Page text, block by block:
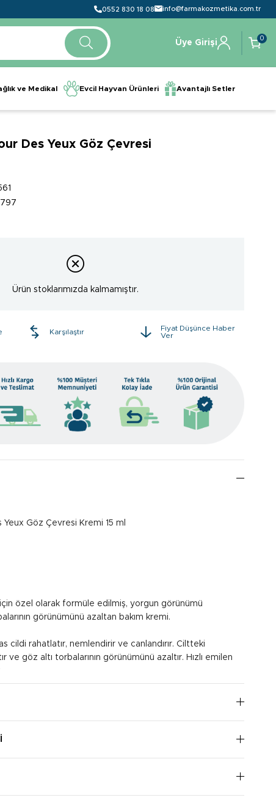
0552 830 18 08 info@farmakozmetika.com.tr
Üye Girişi
0
ve Medikal Evcil Hayvan Ürünleri Avantajlı Setler
Des Yeux Göz Çevresi
Ürün stoklarımızda kalmamıştır.
Karşılaştır
Fiyat Düşünce Haber
Ver
Göz Çevresi Kremi 15 ml
özel olarak formüle edilmiş, yorgun görünümü
görünümünü azaltan bakım kremi.
cildi rahatlatır, nemlendirir ve canlandırır. Ciltteki
ve göz altı torbalarının görünümünü azaltır. Hızlı emilen
ve kurulanmış göz çevresine hafif dokunuşlarla